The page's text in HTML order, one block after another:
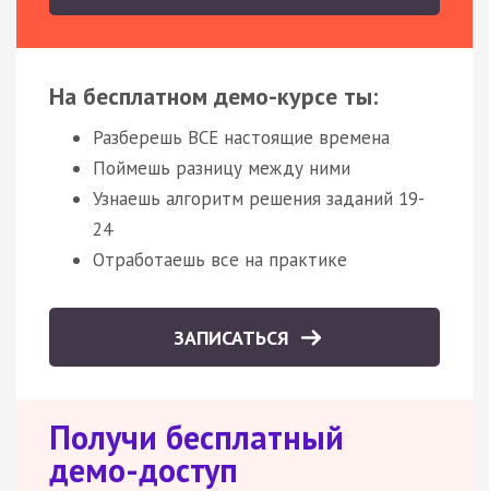
На бесплатном демо-курсе ты:
Разберешь ВСЕ настоящие времена
Поймешь разницу между ними
Узнаешь алгоритм решения заданий 19-
24
Отработаешь все на практике
ЗАПИСАТЬСЯ
Получи бесплатный
демо-доступ